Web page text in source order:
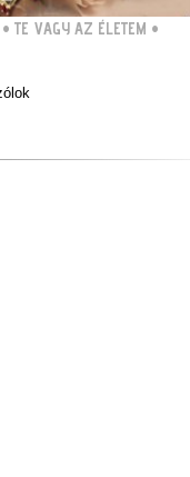
• TE VAGY AZ ÉLETEM •